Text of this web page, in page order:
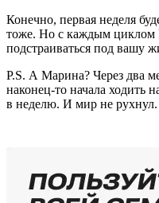
Конечно, первая неделя
тоже. Но с каждым циклом
подстраиваться под вашу
P.S. А Марина? Через два
наконец-то начала ходить
в неделю. И мир не рухнул.